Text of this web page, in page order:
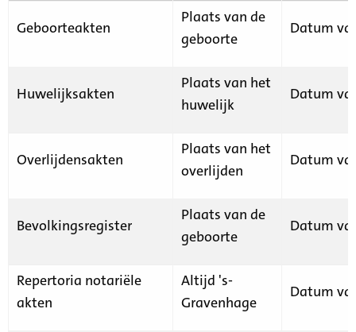
Geboorteakten
Plaats van de
geboorte
Datum
Huwelijksakten
Plaats van het
huwelijk
Datum
Overlijdensakten
Plaats van het
overlijden
Datum
Bevolkingsregister
Plaats van de
geboorte
Datum
Repertoria notariële
akten
Altijd 's-
Gravenhage
Datum